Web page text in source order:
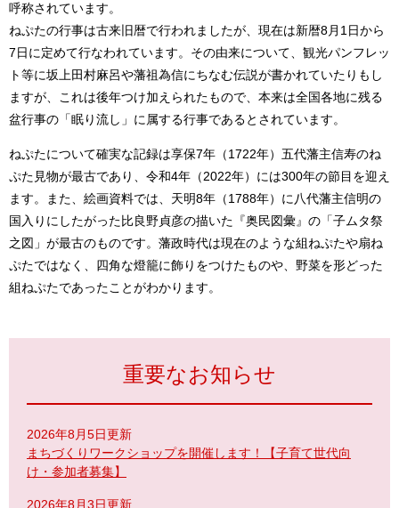
呼称されています。
ねぷたの行事は古来旧暦で行われましたが、現在は新暦8月1日から
7日に定めて行なわれています。その由来について、観光パンフレッ
ト等に坂上田村麻呂や藩祖為信にちなむ伝説が書かれていたりもし
ますが、これは後年つけ加えられたもので、本来は全国各地に残る
盆行事の「眠り流し」に属する行事であるとされています。
ねぷたについて確実な記録は享保7年（1722年）五代藩主信寿のね
ぷた見物が最古であり、令和4年（2022年）には300年の節目を迎え
ます。また、絵画資料では、天明8年（1788年）に八代藩主信明の
国入りにしたがった比良野貞彦の描いた『奥民図彙』の「子ムタ祭
之図」が最古のものです。藩政時代は現在のような組ねぷたや扇ね
ぷたではなく、四角な燈籠に飾りをつけたものや、野菜を形どった
組ねぷたであったことがわかります。
重要なお知らせ
2026年8月5日更新
まちづくりワークショップを開催します！【子育て世代向
け・参加者募集】
2026年8月3日更新